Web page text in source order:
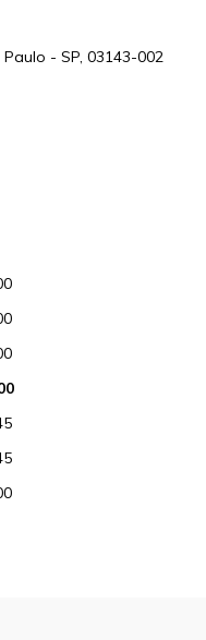
- SP, 03143-002